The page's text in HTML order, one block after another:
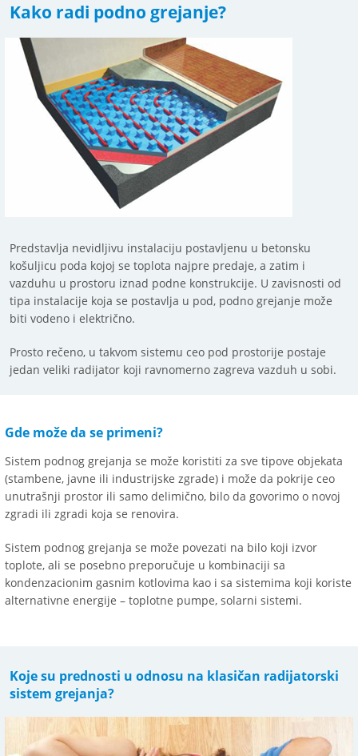
Kako radi podno grejanje?
Predstavlja nevidljivu instalaciju postavljenu u betonsku
košuljicu poda kojoj se toplota najpre predaje, a zatim i
vazduhu u prostoru iznad podne konstrukcije. U zavisnosti od
tipa instalacije koja se postavlja u pod, podno grejanje može
biti vodeno i električno.
Prosto rečeno, u takvom sistemu ceo pod prostorije postaje
jedan veliki radijator koji ravnomerno zagreva vazduh u sobi.
Gde može da se primeni?
Sistem podnog grejanja se može koristiti za sve tipove objekata
(stambene, javne ili industrijske zgrade) i može da pokrije ceo
unutrašnji prostor ili samo delimično, bilo da govorimo o novoj
zgradi ili zgradi koja se renovira.
Sistem podnog grejanja se može povezati na bilo koji izvor
toplote, ali se posebno preporučuje u kombinaciji sa
kondenzacionim gasnim kotlovima kao i sa sistemima koji koriste
alternativne energije – toplotne pumpe, solarni sistemi.
Koje su prednosti u odnosu na klasičan radijatorski
sistem grejanja?